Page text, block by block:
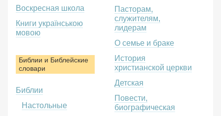
Воскресная школа
Книги українською
мовою
Библии и Библейские
словари
Библии
Настольные
Пасторам,
служителям,
лидерам
О семье и браке
История
христианской церкви
Детская
Повести,
биографическая